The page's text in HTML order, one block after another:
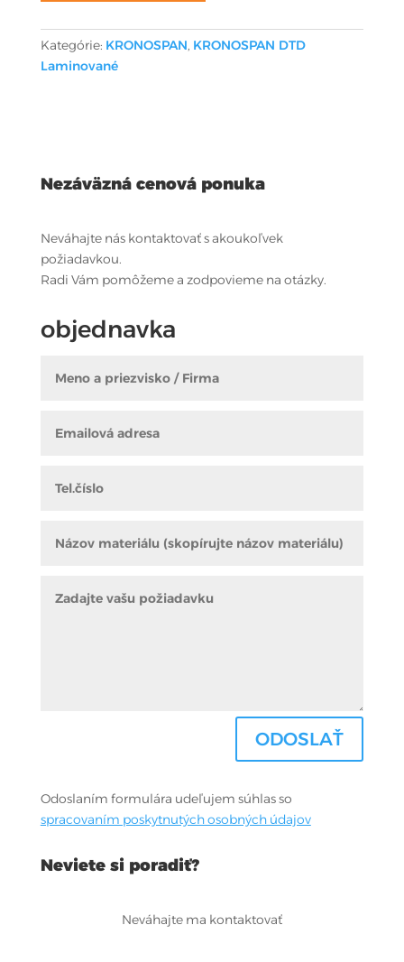
Kategórie: KRONOSPAN, KRONOSPAN DTD
Laminované
Nezáväzná cenová ponuka
Neváhajte nás kontaktovať s akoukoľvek
požiadavkou.
Radi Vám pomôžeme a zodpovieme na otázky.
objednavka
ODOSLAŤ
Odoslaním formulára udeľujem súhlas so
spracovaním poskytnutých osobných údajov
Neviete si poradiť?
Neváhajte ma kontaktovať